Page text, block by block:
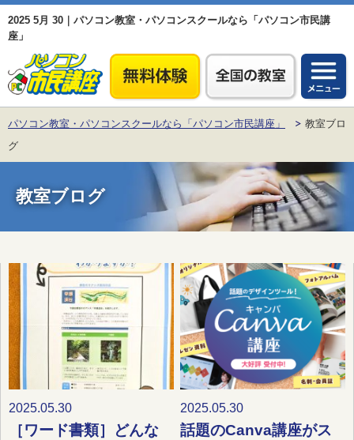
2025 5月 30｜パソコン教室・パソコンスクールなら「パソコン市民講
座」
パソコン教室・パソコンスクールなら「パソコン市民講座」
教室ブロ
グ
教室ブログ
2025.05.30
［ワード書類］どんな
2025.05.30
話題のCanva講座がス